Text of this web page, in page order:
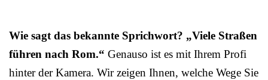
Wie sagt das bekannte Sprichwort? „Viele Straßen
führen nach Rom.“ Genauso ist es mit Ihrem Profi
hinter der Kamera. Wir zeigen Ihnen, welche Wege Sie